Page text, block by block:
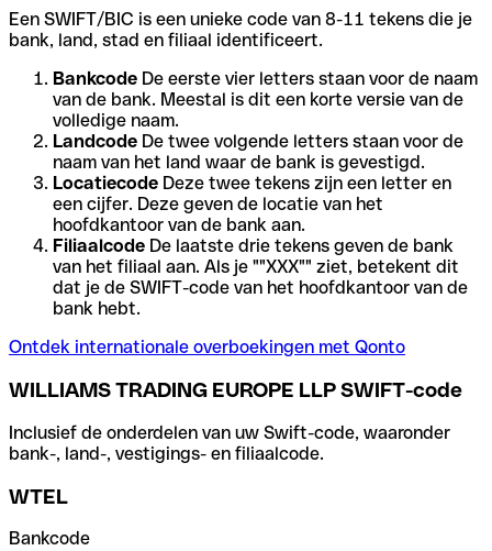
Een SWIFT/BIC is een unieke code van 8-11 tekens die je
bank, land, stad en filiaal identificeert.
Bankcode De eerste vier letters staan voor de naam
van de bank. Meestal is dit een korte versie van de
volledige naam.
Landcode De twee volgende letters staan voor de
naam van het land waar de bank is gevestigd.
Locatiecode Deze twee tekens zijn een letter en
een cijfer. Deze geven de locatie van het
hoofdkantoor van de bank aan.
Filiaalcode De laatste drie tekens geven de bank
van het filiaal aan. Als je ""XXX"" ziet, betekent dit
dat je de SWIFT-code van het hoofdkantoor van de
bank hebt.
Ontdek internationale overboekingen met Qonto
WILLIAMS TRADING EUROPE LLP SWIFT-code
Inclusief de onderdelen van uw Swift-code, waaronder
bank-, land-, vestigings- en filiaalcode.
WTEL
Bankcode